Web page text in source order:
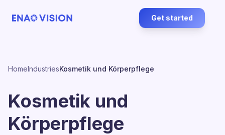
Get started
HomeIndustriesKosmetik und Körperpflege
Kosmetik und
Körperpflege